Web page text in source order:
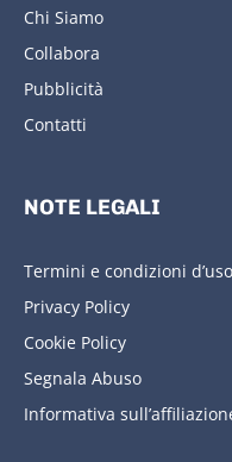
Chi Siamo
Collabora
Pubblicità
Contatti
NOTE LEGALI
Termini e condizioni d’uso
Privacy Policy
Cookie Policy
Segnala Abuso
Informativa